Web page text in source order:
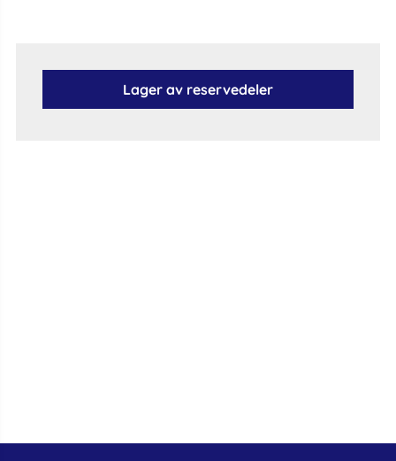
Lager av reservedeler